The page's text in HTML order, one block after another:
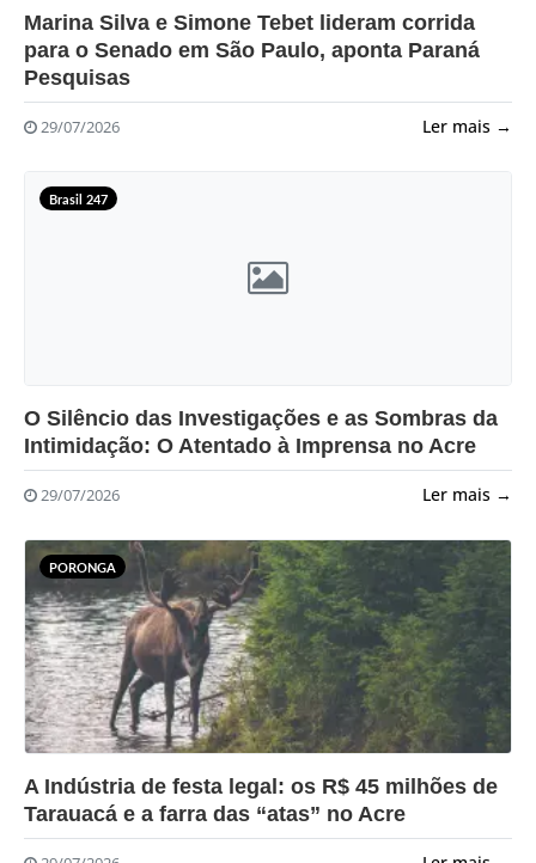
?>
Marina Silva e Simone Tebet lideram corrida
para o Senado em São Paulo, aponta Paraná
Pesquisas
29/07/2026 Ler mais →
Brasil 247
O Silêncio das Investigações e as Sombras da
Intimidação: O Atentado à Imprensa no Acre
29/07/2026 Ler mais →
PORONGA
?>
A Indústria de festa legal: os R$ 45 milhões de
Tarauacá e a farra das “atas” no Acre